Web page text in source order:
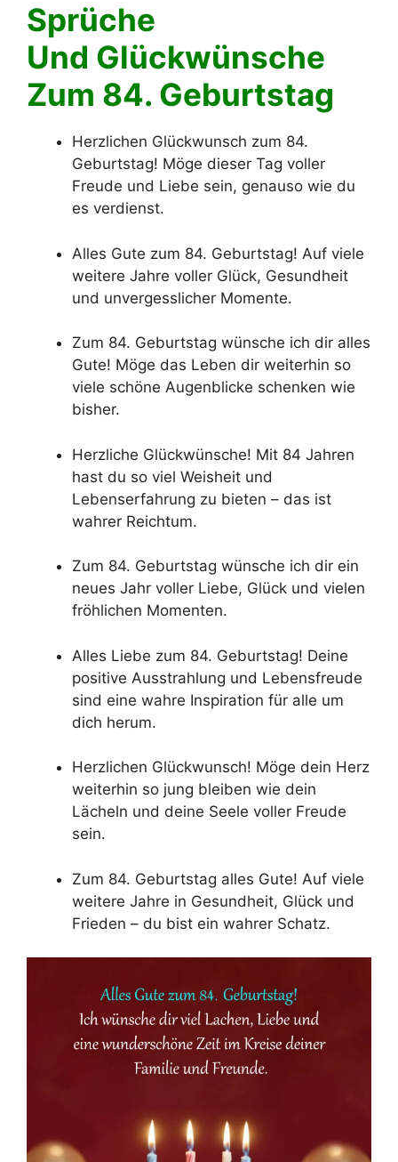
Sprüche
Und Glückwünsche
Zum 84. Geburtstag
Herzlichen Glückwunsch zum 84.
Geburtstag! Möge dieser Tag voller
Freude und Liebe sein, genauso wie du
es verdienst.
Alles Gute zum 84. Geburtstag! Auf viele
weitere Jahre voller Glück, Gesundheit
und unvergesslicher Momente.
Zum 84. Geburtstag wünsche ich dir alles
Gute! Möge das Leben dir weiterhin so
viele schöne Augenblicke schenken wie
bisher.
Herzliche Glückwünsche! Mit 84 Jahren
hast du so viel Weisheit und
Lebenserfahrung zu bieten – das ist
wahrer Reichtum.
Zum 84. Geburtstag wünsche ich dir ein
neues Jahr voller Liebe, Glück und vielen
fröhlichen Momenten.
Alles Liebe zum 84. Geburtstag! Deine
positive Ausstrahlung und Lebensfreude
sind eine wahre Inspiration für alle um
dich herum.
Herzlichen Glückwunsch! Möge dein Herz
weiterhin so jung bleiben wie dein
Lächeln und deine Seele voller Freude
sein.
Zum 84. Geburtstag alles Gute! Auf viele
weitere Jahre in Gesundheit, Glück und
Frieden – du bist ein wahrer Schatz.